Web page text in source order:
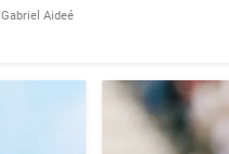
Gabriel Aideé